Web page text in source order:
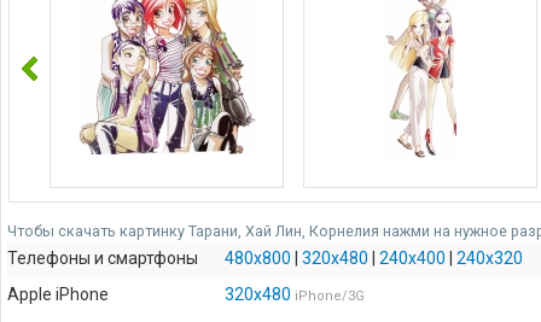
Чтобы скачать картинку Тарани, Хай Лин, Корнелия нажми на нужное
Телефоны и смартфоны 480x800 320x480 240x400
240x320
Apple iPhone
320x480 iPhone/3G